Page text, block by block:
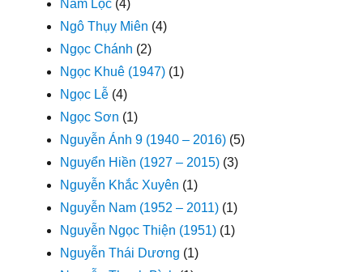
Nam Lộc (4)
Ngô Thụy Miên (4)
Ngọc Chánh (2)
Ngọc Khuê (1947) (1)
Ngọc Lễ (4)
Ngọc Sơn (1)
Nguyễn Ánh 9 (1940 – 2016) (5)
Nguyển Hiền (1927 – 2015) (3)
Nguyễn Khắc Xuyên (1)
Nguyễn Nam (1952 – 2011) (1)
Nguyễn Ngọc Thiện (1951) (1)
Nguyễn Thái Dương (1)